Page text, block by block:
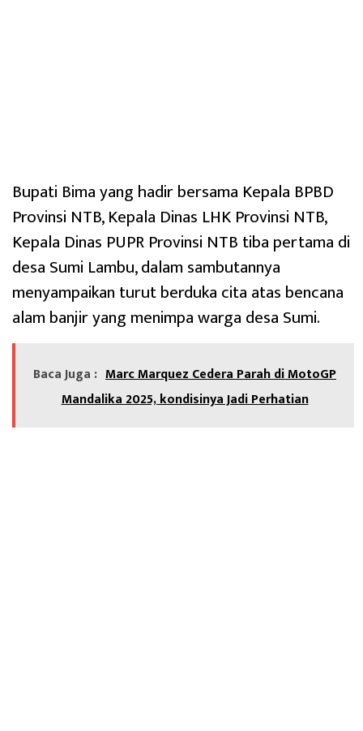
Bupati Bima yang hadir bersama Kepala BPBD
Provinsi NTB, Kepala Dinas LHK Provinsi NTB,
Kepala Dinas PUPR Provinsi NTB tiba pertama di
desa Sumi Lambu, dalam sambutannya
menyampaikan turut berduka cita atas bencana
alam banjir yang menimpa warga desa Sumi.
Baca Juga : Marc Marquez Cedera Parah di MotoGP
Mandalika 2025, kondisinya Jadi Perhatian